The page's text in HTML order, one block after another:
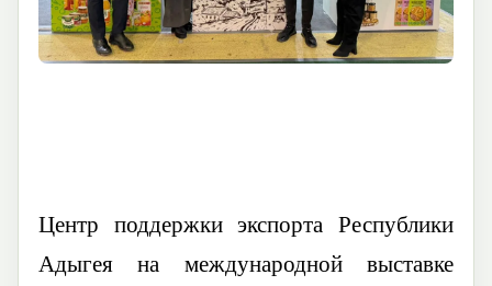
Центр поддержки экспорта Республики
Адыгея
на
международной выставке